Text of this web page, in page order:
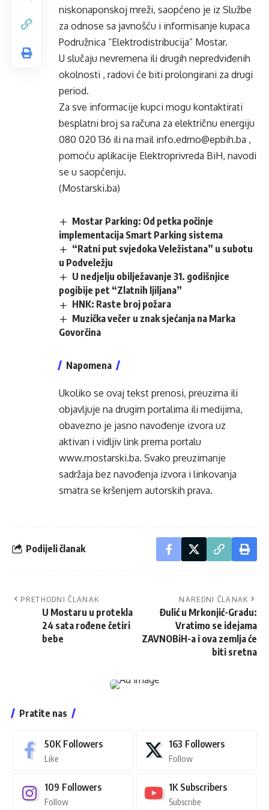
niskonaponskoj mreži, saopćeno je iz Službe
za odnose sa javnošću i informisanje kupaca
Podružnica “Elektrodistribucija” Mostar.
U slučaju nevremena ili drugih nepredviđenih
okolnosti , radovi će biti prolongirani za drugi
period.
Za sve informacije kupci mogu kontaktirati
besplatni broj sa računa za električnu energiju
080 020 136 ili na mail info.edmo@epbih.ba ,
pomoću aplikacije Elektroprivreda BiH, navodi
se u saopćenju.
(Mostarski.ba)
Mostar Parking: Od petka počinje
implementacija Smart Parking sistema
“Ratni put svjedoka Veležistana” u subotu
u Podveležju
U nedjelju obilježavanje 31. godišnjice
pogibije pet “Zlatnih ljiljana”
HNK: Raste broj požara
Muzička večer u znak sjećanja na Marka
Govorčina
Napomena
Ukoliko se ovaj tekst prenosi, preuzima ili
objavljuje na drugim portalima ili medijima,
obavezno je jasno navođenje izvora uz
aktivan i vidljiv link prema portalu
www.mostarski.ba. Svako preuzimanje
sadržaja bez navođenja izvora i linkovanja
smatra se kršenjem autorskih prava.
Podijeli članak
PRETHODNI ČLANAK
U Mostaru u protekla
24 sata rođene četiri
bebe
NAREDNI ČLANAK
Đulić u Mrkonjić-Gradu:
Vratimo se idejama
ZAVNOBiH-a i ova zemlja će
biti sretna
Pratite nas
50K Followers
Like
163 Followers
Follow
109 Followers
Follow
1K Subscribers
Subscribe